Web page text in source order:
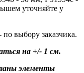
уточняйте у
выбору заказчика.
на +/- 1 см.
элементы